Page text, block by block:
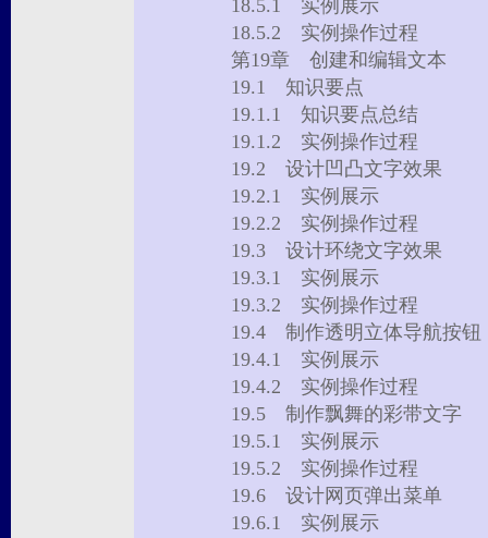
18.5.1 实例展示
18.5.2 实例操作过程
第19章 创建和编辑文本
19.1 知识要点
19.1.1 知识要点总结
19.1.2 实例操作过程
19.2 设计凹凸文字效果
19.2.1 实例展示
19.2.2 实例操作过程
19.3 设计环绕文字效果
19.3.1 实例展示
19.3.2 实例操作过程
19.4 制作透明立体导航按
19.4.1 实例展示
19.4.2 实例操作过程
19.5 制作飘舞的彩带文字
19.5.1 实例展示
19.5.2 实例操作过程
19.6 设计网页弹出菜单
19.6.1 实例展示